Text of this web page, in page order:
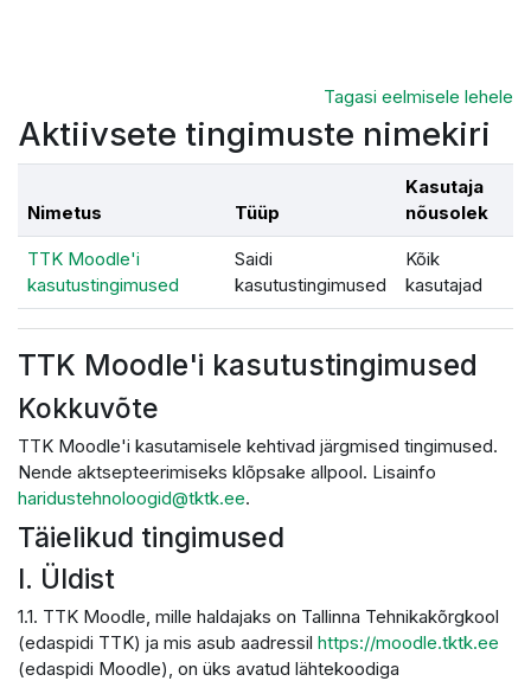
Tagasi eelmisele lehele
Aktiivsete tingimuste nimekiri
Nimetus Tüüp
Kasutaja
nõusolek
TTK Moodle'i
kasutustingimused
Saidi
kasutustingimused
Kõik
kasutajad
TTK Moodle'i kasutustingimused
Kokkuvõte
TTK Moodle'i kasutamisele kehtivad järgmised tingimused.
Nende aktsepteerimiseks klõpsake allpool. Lisainfo
haridustehnoloogid@tktk.ee.
Täielikud tingimused
I. Üldist
1.1. TTK Moodle, mille haldajaks on Tallinna Tehnikakõrgkool
(edaspidi TTK) ja mis asub aadressil https://moodle.tktk.ee
(edaspidi Moodle), on üks avatud lähtekoodiga